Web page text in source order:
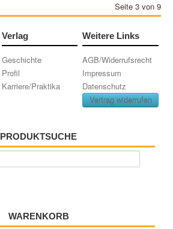
Seite 3 von 9
Verlag
Geschichte
Profil
Karriere/Praktika
Weitere Links
AGB/Widerrufsrecht
Impressum
Datenschutz
Vertrag widerrufen
PRODUKTSUCHE
WARENKORB